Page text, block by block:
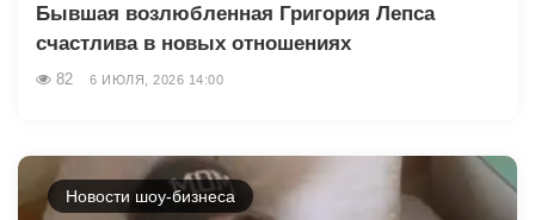
Бывшая возлюбленная Григория Лепса
счастлива в новых отношениях
82 6 ИЮЛЯ, 2026 14:00
Новости шоу-бизнеса